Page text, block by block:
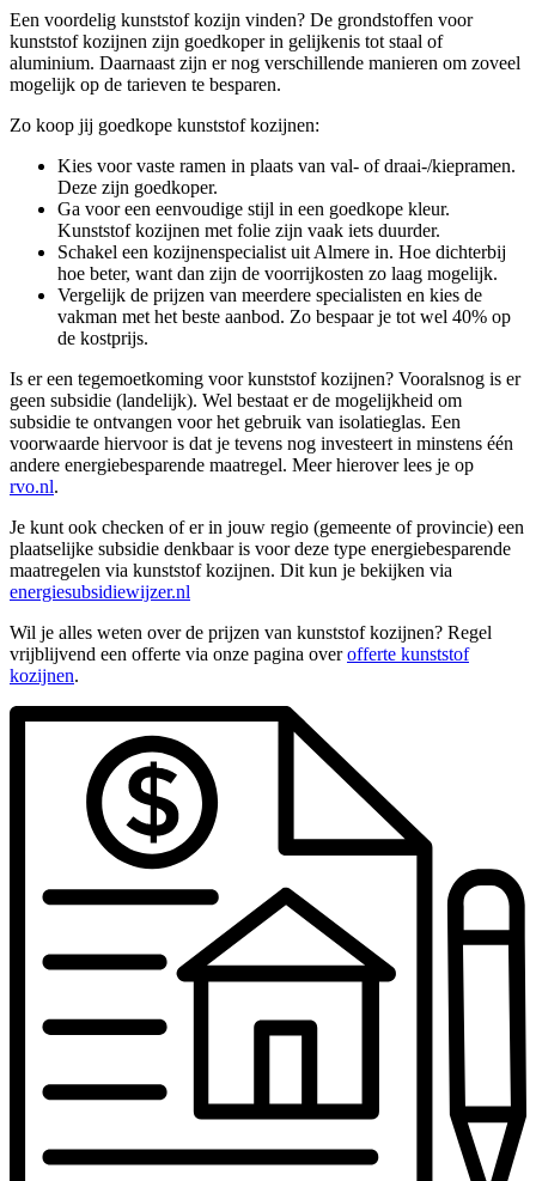
Een voordelig kunststof kozijn vinden? De grondstoffen voor
kunststof kozijnen zijn goedkoper in gelijkenis tot staal of
aluminium. Daarnaast zijn er nog verschillende manieren om zoveel
mogelijk op de tarieven te besparen.
Zo koop jij goedkope kunststof kozijnen:
Kies voor vaste ramen in plaats van val- of draai-/kiepramen.
Deze zijn goedkoper.
Ga voor een eenvoudige stijl in een goedkope kleur.
Kunststof kozijnen met folie zijn vaak iets duurder.
Schakel een kozijnenspecialist uit Almere in. Hoe dichterbij
hoe beter, want dan zijn de voorrijkosten zo laag mogelijk.
Vergelijk de prijzen van meerdere specialisten en kies de
vakman met het beste aanbod. Zo bespaar je tot wel 40% op
de kostprijs.
Is er een tegemoetkoming voor kunststof kozijnen? Vooralsnog is er
geen subsidie (landelijk). Wel bestaat er de mogelijkheid om
subsidie te ontvangen voor het gebruik van isolatieglas. Een
voorwaarde hiervoor is dat je tevens nog investeert in minstens één
andere energiebesparende maatregel. Meer hierover lees je op
rvo.nl.
Je kunt ook checken of er in jouw regio (gemeente of provincie) een
plaatselijke subsidie denkbaar is voor deze type energiebesparende
maatregelen via kunststof kozijnen. Dit kun je bekijken via
energiesubsidiewijzer.nl
Wil je alles weten over de prijzen van kunststof kozijnen? Regel
vrijblijvend een offerte via onze pagina overofferte kunststof
kozijnen.